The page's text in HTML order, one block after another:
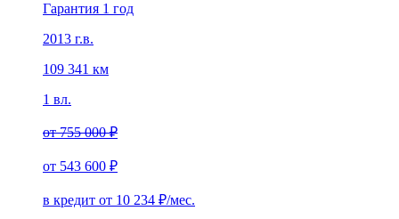
Гарантия 1 год
2013 г.в.
109 341 км
1 вл.
от755 000 ₽
от 543 600 ₽
в кредит от 10 234 ₽/мес.